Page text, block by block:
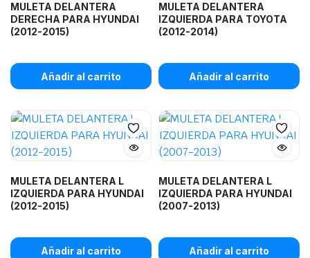
MULETA DELANTERA
DERECHA PARA HYUNDAI
(2012-2015)
Añadir al carrito
MULETA DELANTERA
IZQUIERDA PARA TOYOTA
(2012-2014)
Añadir al carrito
MULETA DELANTERA L
IZQUIERDA PARA HYUNDAI
(2012-2015)
Añadir al carrito
MULETA DELANTERA L
IZQUIERDA PARA HYUNDAI
(2007-2013)
Añadir al carrito